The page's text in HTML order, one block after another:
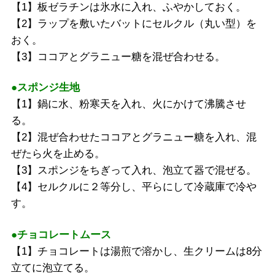
【1】板ゼラチンは氷水に入れ、ふやかしておく。
【2】ラップを敷いたバットにセルクル（丸い型）を
おく。
【3】ココアとグラニュー糖を混ぜ合わせる。
●スポンジ生地
【1】鍋に水、粉寒天を入れ、火にかけて沸騰させ
る。
【2】混ぜ合わせたココアとグラニュー糖を入れ、混
ぜたら火を止める。
【3】スポンジをちぎって入れ、泡立て器で混ぜる。
【4】セルクルに２等分し、平らにして冷蔵庫で冷や
す。
●チョコレートムース
【1】チョコレートは湯煎で溶かし、生クリームは8分
立てに泡立てる。